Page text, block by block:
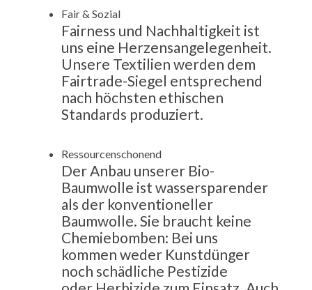
Fair & Sozial
Fairness und Nachhaltigkeit ist
uns eine Herzensangelegenheit.
Unsere Textilien werden dem
Fairtrade-Siegel entsprechend
nach höchsten ethischen
Standards produziert.
Ressourcenschonend
Der Anbau unserer Bio-
Baumwolle ist wassersparender
als der konventioneller
Baumwolle. Sie braucht keine
Chemiebomben: Bei uns
kommen weder Kunstdünger
noch schädliche Pestizide